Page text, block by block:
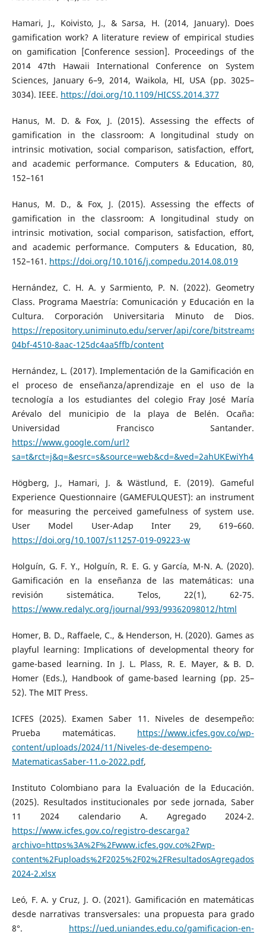
Hamari, J., Koivisto, J., & Sarsa, H. (2014, January). Does
gamification work? A literature review of empirical studies
on gamification [Conference session]. Proceedings of the
2014 47th Hawaii International Conference on System
Sciences, January 6–9, 2014, Waikola, HI, USA (pp. 3025–
3034). IEEE. https://doi.org/10.1109/HICSS.2014.377
Hanus, M. D. & Fox, J. (2015). Assessing the effects of
gamification in the classroom: A longitudinal study on
intrinsic motivation, social comparison, satisfaction, effort,
and academic performance. Computers & Education, 80,
152–161
Hanus, M. D., & Fox, J. (2015). Assessing the effects of
gamification in the classroom: A longitudinal study on
intrinsic motivation, social comparison, satisfaction, effort,
and academic performance. Computers & Education, 80,
152–161. https://doi.org/10.1016/j.compedu.2014.08.019
Hernández, C. H. A. y Sarmiento, P. N. (2022). Geometry
Class. Programa Maestría: Comunicación y Educación en la
Cultura. Corporación Universitaria Minuto de Dios.
https://repository.uniminuto.edu/server/api/core/bitstreams/
04bf-4510-8aac-125dc4aa5ffb/content
Hernández, L. (2017). Implementación de la Gamificación en
el proceso de enseñanza/aprendizaje en el uso de la
tecnología a los estudiantes del colegio Fray José María
Arévalo del municipio de la playa de Belén. Ocaña:
Universidad Francisco Santander.
https://www.google.com/url?
Högberg, J., Hamari, J. & Wästlund, E. (2019). Gameful
Experience Questionnaire (GAMEFULQUEST): an instrument
for measuring the perceived gamefulness of system use.
User Model User-Adap Inter 29, 619–660.
https://doi.org/10.1007/s11257-019-09223-w
Holguín, G. F. Y., Holguín, R. E. G. y García, M-N. A. (2020).
Gamificación en la enseñanza de las matemáticas: una
revisión sistemática. Telos, 22(1), 62-75.
https://www.redalyc.org/journal/993/99362098012/html
Homer, B. D., Raffaele, C., & Henderson, H. (2020). Games as
playful learning: Implications of developmental theory for
game-based learning. In J. L. Plass, R. E. Mayer, & B. D.
Homer (Eds.), Handbook of game-based learning (pp. 25–
52). The MIT Press.
ICFES (2025). Examen Saber 11. Niveles de desempeño:
Prueba matemáticas. https://www.icfes.gov.co/wp-
content/uploads/2024/11/Niveles-de-desempeno-
MatematicasSaber-11.o-2022.pdf,
Instituto Colombiano para la Evaluación de la Educación.
(2025). Resultados institucionales por sede jornada, Saber
11 2024 calendario A. Agregado 2024-2.
https://www.icfes.gov.co/registro-descarga?
archivo=https%3A%2F%2Fwww.icfes.gov.co%2Fwp-
content%2Fuploads%2F2025%2F02%2FResultadosAgregados-
2024-2.xlsx
Leó, F. A. y Cruz, J. O. (2021). Gamificación en matemáticas
desde narrativas transversales: una propuesta para grado
8°. https://ued.uniandes.edu.co/gamificacion-en-